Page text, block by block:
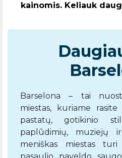
kainomis. Keliauk
Barselona – tai
miestas, kuriame
pastatų, gotikinio
paplūdimių, muziejų
meniškas miestas turi